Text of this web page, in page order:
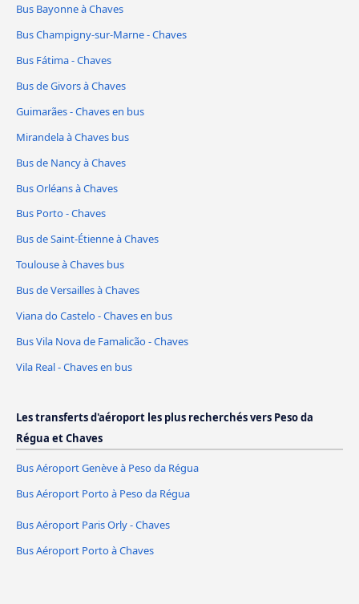
Bus Bayonne à Chaves
Bus Champigny-sur-Marne - Chaves
Bus Fátima - Chaves
Bus de Givors à Chaves
Guimarães - Chaves en bus
Mirandela à Chaves bus
Bus de Nancy à Chaves
Bus Orléans à Chaves
Bus Porto - Chaves
Bus de Saint-Étienne à Chaves
Toulouse à Chaves bus
Bus de Versailles à Chaves
Viana do Castelo - Chaves en bus
Bus Vila Nova de Famalicão - Chaves
Vila Real - Chaves en bus
Les transferts d'aéroport les plus recherchés vers Peso da
Régua et Chaves
Bus Aéroport Genève à Peso da Régua
Bus Aéroport Porto à Peso da Régua
Bus Aéroport Paris Orly - Chaves
Bus Aéroport Porto à Chaves